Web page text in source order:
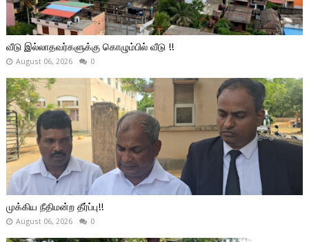
வீடு இல்லாதவர்களுக்கு கொழும்பில் வீடு !!
August 06, 2026 0
முக்கிய நீதிமன்ற தீர்ப்பு!!
August 06, 2026 0